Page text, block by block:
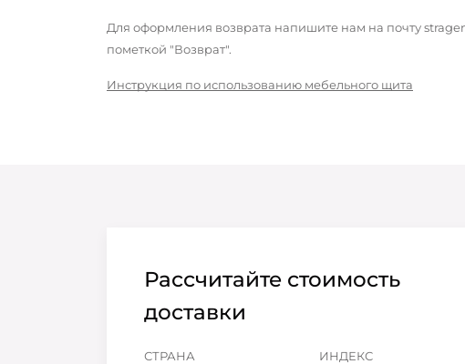
Для оформления возврата напишите нам на почту
пометкой "Возврат".
Инструкция по использованию мебельного щита
Рассчитайте стоимость
доставки
СТРАНА ИНДЕКС